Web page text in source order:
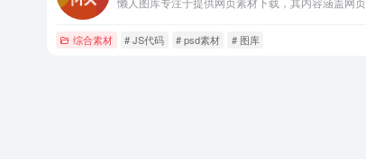
综合素材 # JS代码 # psd素材 # 图库